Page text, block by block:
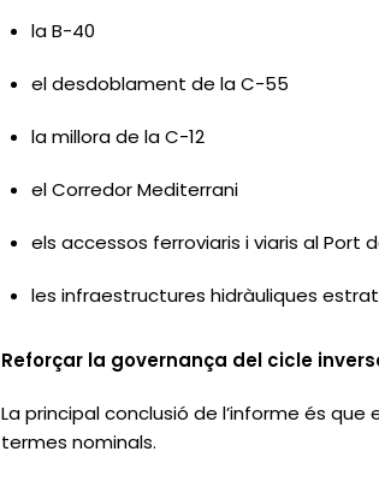
la B-40
el desdoblament de la C-55
la millora de la C-12
el Corredor Mediterrani
els accessos ferroviaris i viaris al Port
les infraestructures hidràuliques
Reforçar la governança del cicle
La principal conclusió de l’informe és
termes nominals.